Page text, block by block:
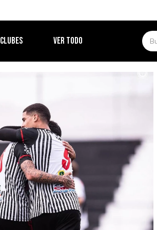
CLUBES VER TODO